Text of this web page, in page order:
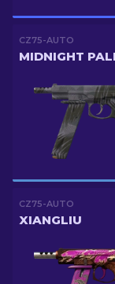
CZ75-AUTO
MIDNIGHT
CZ75-AUTO
XIANGLIU